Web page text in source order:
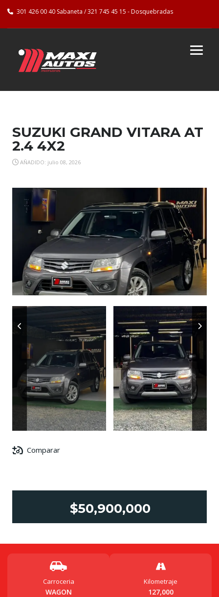
301 426 00 40 Sabaneta / 321 745 45 15 - Dosquebradas
SUZUKI GRAND VITARA AT
2.4 4X2
AÑADIDO: julio 08, 2026
Comparar
$50,900,000
Carroceria
WAGON
Kilometraje
127,000